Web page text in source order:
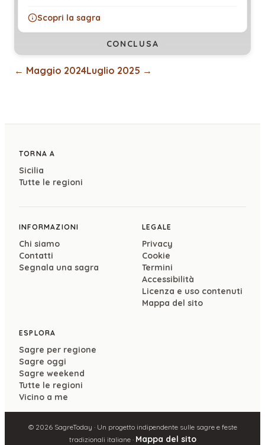
Scopri la sagra
CONCLUSA
← Maggio 2024Luglio 2025 →
TORNA A
Sicilia
Tutte le regioni
INFORMAZIONI
Chi siamo
Contatti
Segnala una sagra
LEGALE
Privacy
Cookie
Termini
Accessibilità
Licenza e uso contenuti
Mappa del sito
ESPLORA
Sagre per regione
Sagre oggi
Sagre weekend
Tutte le regioni
Vicino a me
© 2026SagreToday · Un progetto indipendente sulle sagre e feste
tradizionali italiane · Mappa del sito